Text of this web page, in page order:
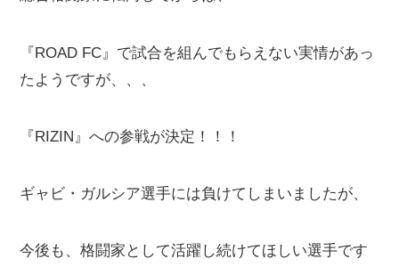
『ROAD FC』で試合を組んでもらえない実情があっ
たようですが、、、
『RIZIN』への参戦が決定！！！
ギャビ・ガルシア選手には負けてしまいましたが、
今後も、格闘家として活躍し続けてほしい選手です